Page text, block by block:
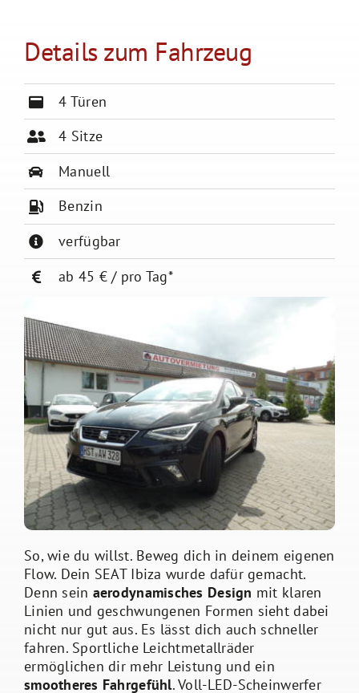
Details zum Fahrzeug
4 Türen
4 Sitze
Manuell
Benzin
verfügbar
ab 45 € / pro Tag*
So, wie du willst. Beweg dich in deinem eigenen
Flow. Dein SEAT Ibiza wurde dafür gemacht.
Denn sein aerodynamisches Design mit klaren
Linien und geschwungenen Formen sieht dabei
nicht nur gut aus. Es lässt dich auch schneller
fahren. Sportliche Leichtmetallräder
ermöglichen dir mehr Leistung und ein
smootheres Fahrgefühl. Voll-LED-Scheinwerfer